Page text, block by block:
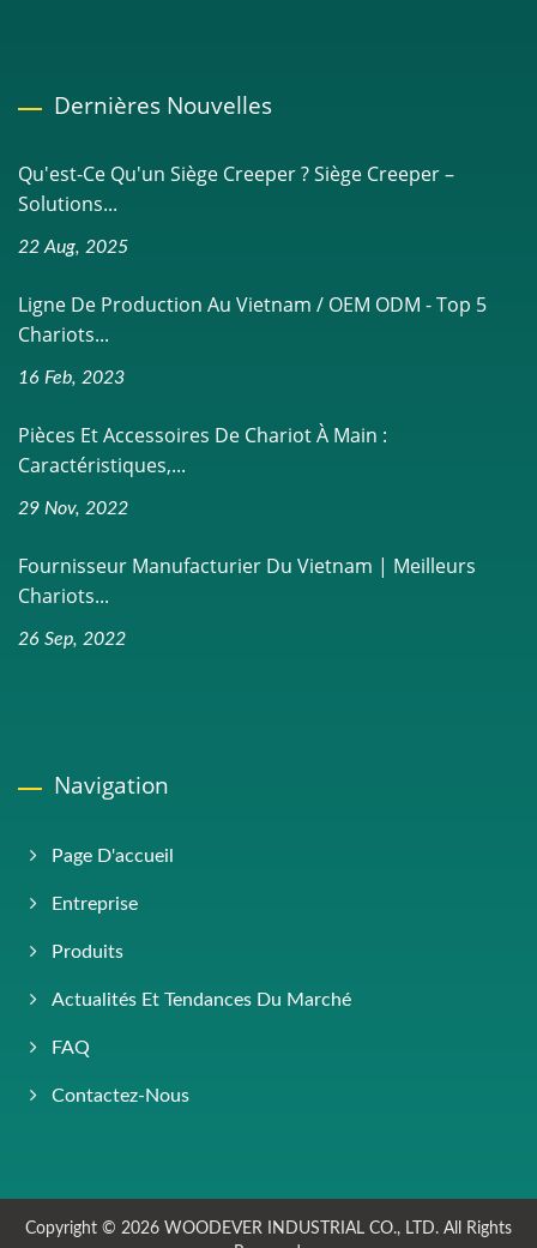
Dernières Nouvelles
Qu'est-Ce Qu'un Siège Creeper ? Siège Creeper –
Solutions...
22 Aug, 2025
Ligne De Production Au Vietnam / OEM ODM - Top 5
Chariots...
16 Feb, 2023
Pièces Et Accessoires De Chariot À Main :
Caractéristiques,...
29 Nov, 2022
Fournisseur Manufacturier Du Vietnam | Meilleurs
Chariots...
26 Sep, 2022
Navigation
Page D'accueil
Entreprise
Produits
Actualités Et Tendances Du Marché
FAQ
Contactez-Nous
Copyright © 2026 WOODEVER INDUSTRIAL CO., LTD. All Rights